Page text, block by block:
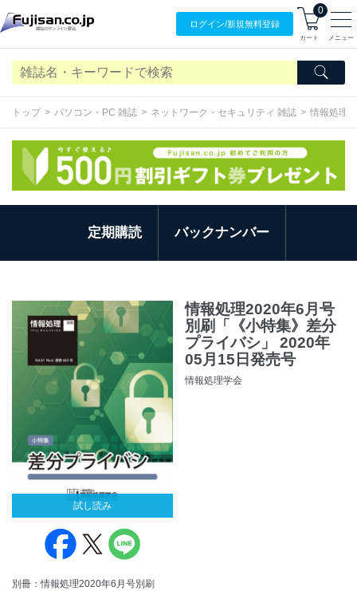
ログイン/新規無料登録
0
カート メニュー
トップ パソコン・PC 雑誌 ネットワーク・セキュリティ 雑誌 情報処理
定期購読 バックナンバー
試し読み
別冊：情報処理2020年6月号別刷
情報処理2020年6月号
別刷「《小特集》差分
プライバシ」 2020年
05月15日発売号
情報処理学会